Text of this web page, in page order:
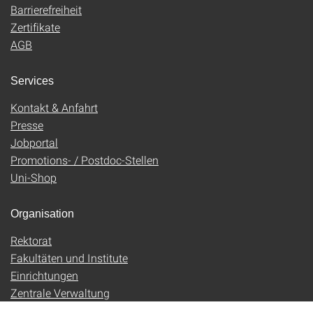
Barrierefreiheit
Zertifikate
AGB
Services
Kontakt & Anfahrt
Presse
Jobportal
Promotions- / Postdoc-Stellen
Uni-Shop
Organisation
Rektorat
Fakultäten und Institute
Einrichtungen
Zentrale Verwaltung